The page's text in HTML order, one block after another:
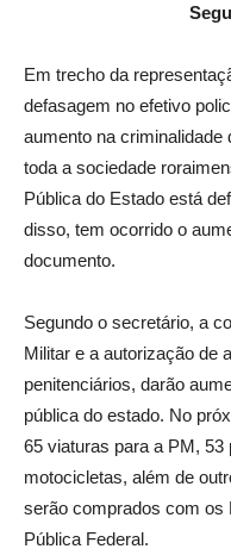
Em trecho da
defasagem no efetivo
aumento na criminalidade
toda a sociedade
Pública do Estado está
disso, tem ocorrido o
documento.
Segundo o secretário, a
Militar e a autorização de
penitenciários, darão
pública do estado. No
65 viaturas para a PM,
motocicletas, além de
serão comprados com os
Pública Federal.